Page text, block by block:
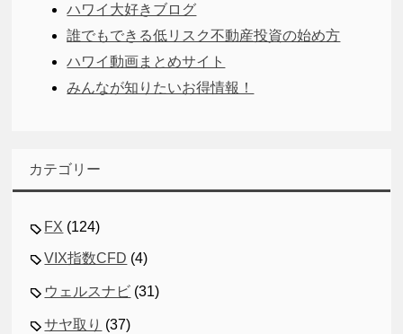
ハワイ大好きブログ
誰でもできる低リスク不動産投資の始め方
ハワイ動画まとめサイト
みんなが知りたいお得情報！
カテゴリー
FX (124)
VIX指数CFD (4)
ウェルスナビ (31)
サヤ取り (37)